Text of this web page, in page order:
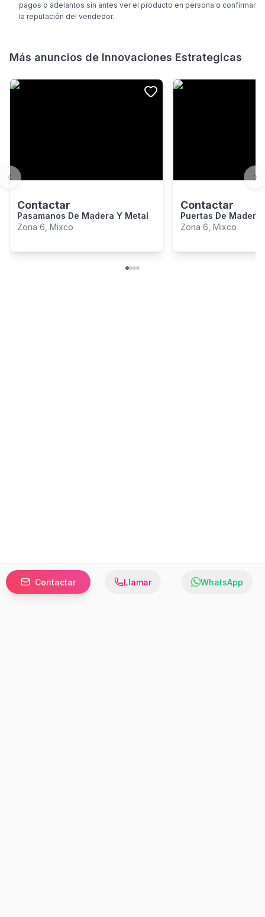
pagos o adelantos sin antes ver el producto en persona o confirmar
la reputación del vendedor.
Contactar Llamar WhatsApp
Más anuncios de Innovaciones Estrategicas
Contactar
Pasamanos De Madera Y Metal
Zona 6, Mixco
Contactar
Puertas De Madera
Aglomerados
Zona 6, Mixco
Previous slide